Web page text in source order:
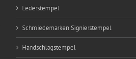
Lederstempel
Schmiedemarken Signierstempel
Handschlagstempel